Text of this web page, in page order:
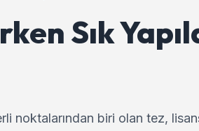
Sık
biri olan tez,